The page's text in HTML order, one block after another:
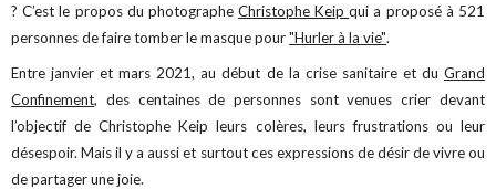
? C’est le propos du photographe Christophe Keipqui a proposé à 521
personnes de faire tomber le masque pour"Hurler à la vie".
Entre janvier et mars 2021, au début de la crise sanitaire et du Grand
Confinement, des centaines de personnes sont venues crier devant
l’objectif de Christophe Keip leurs colères, leurs frustrations ou leur
désespoir. Mais il y a aussi et surtout ces expressions de désir de vivre ou
de partager une joie.